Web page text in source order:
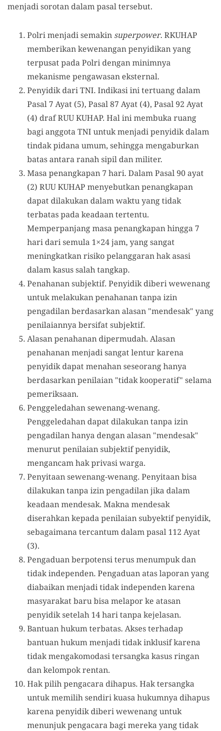
menjadi sorotan dalam pasal tersebut.
Polri menjadi semakin superpower. RKUHAP
memberikan kewenangan penyidikan yang
terpusat pada Polri dengan minimnya
mekanisme pengawasan eksternal.
Penyidik dari TNI. Indikasi ini tertuang dalam
Pasal 7 Ayat (5), Pasal 87 Ayat (4), Pasal 92 Ayat
(4) draf RUU KUHAP. Hal ini membuka ruang
bagi anggota TNI untuk menjadi penyidik dalam
tindak pidana umum, sehingga mengaburkan
batas antara ranah sipil dan militer.
Masa penangkapan 7 hari. Dalam Pasal 90 ayat
(2) RUU KUHAP menyebutkan penangkapan
dapat dilakukan dalam waktu yang tidak
terbatas pada keadaan tertentu.
Memperpanjang masa penangkapan hingga 7
hari dari semula 1×24 jam, yang sangat
meningkatkan risiko pelanggaran hak asasi
dalam kasus salah tangkap.
Penahanan subjektif. Penyidik diberi wewenang
untuk melakukan penahanan tanpa izin
pengadilan berdasarkan alasan "mendesak" yang
penilaiannya bersifat subjektif.
Alasan penahanan dipermudah. Alasan
penahanan menjadi sangat lentur karena
penyidik dapat menahan seseorang hanya
berdasarkan penilaian "tidak kooperatif" selama
pemeriksaan.
Penggeledahan sewenang-wenang.
Penggeledahan dapat dilakukan tanpa izin
pengadilan hanya dengan alasan "mendesak"
menurut penilaian subjektif penyidik,
mengancam hak privasi warga.
Penyitaan sewenang-wenang. Penyitaan bisa
dilakukan tanpa izin pengadilan jika dalam
keadaan mendesak. Makna mendesak
diserahkan kepada penilaian subyektif penyidik,
sebagaimana tercantum dalam pasal 112 Ayat
(3).
Pengaduan berpotensi terus menumpuk dan
tidak independen. Pengaduan atas laporan yang
diabaikan menjadi tidak independen karena
masyarakat baru bisa melapor ke atasan
penyidik setelah 14 hari tanpa kejelasan.
Bantuan hukum terbatas. Akses terhadap
bantuan hukum menjadi tidak inklusif karena
tidak mengakomodasi tersangka kasus ringan
dan kelompok rentan.
Hak pilih pengacara dihapus. Hak tersangka
untuk memilih sendiri kuasa hukumnya dihapus
karena penyidik diberi wewenang untuk
menunjuk pengacara bagi mereka yang tidak